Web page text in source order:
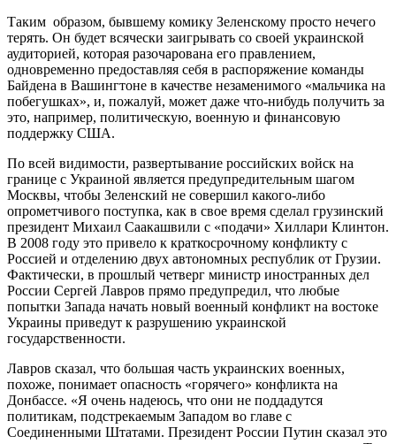
Таким образом, бывшему комику Зеленскому просто нечего
терять. Он будет всячески заигрывать со своей украинской
аудиторией, которая разочарована его правлением,
одновременно предоставляя себя в распоряжение команды
Байдена в Вашингтоне в качестве незаменимого «мальчика на
побегушках», и, пожалуй, может даже что-нибудь получить за
это, например, политическую, военную и финансовую
поддержку США.
По всей видимости, развертывание российских войск на
границе с Украиной является предупредительным шагом
Москвы, чтобы Зеленский не совершил какого-либо
опрометчивого поступка, как в свое время сделал грузинский
президент Михаил Саакашвили с «подачи» Хиллари Клинтон.
В 2008 году это привело к краткосрочному конфликту с
Россией и отделению двух автономных республик от Грузии.
Фактически, в прошлый четверг министр иностранных дел
России Сергей Лавров прямо предупредил, что любые
попытки Запада начать новый военный конфликт на востоке
Украины приведут к разрушению украинской
государственности.
Лавров сказал, что большая часть украинских военных,
похоже, понимает опасность «горячего» конфликта на
Донбассе. «Я очень надеюсь, что они не поддадутся
политикам, подстрекаемым Западом во главе с
Соединенными Штатами. Президент России Путин сказал это